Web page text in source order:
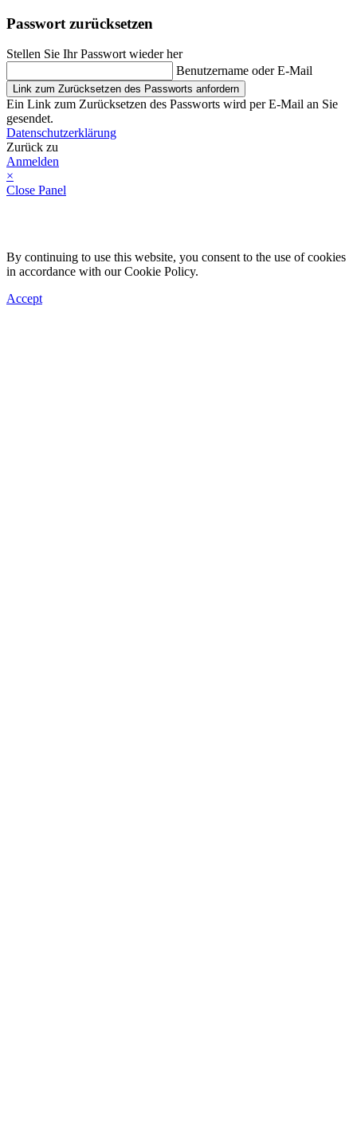
Passwort zurücksetzen
Stellen Sie Ihr Passwort wieder her
Benutzername oder E-Mail
Link zum Zurücksetzen des Passworts anfordern
Ein Link zum Zurücksetzen des Passworts wird per E-Mail an Sie
gesendet.
Datenschutzerklärung
Zurück zu
Anmelden
×
Close Panel
By continuing to use this website, you consent to the use of cookies
in accordance with our Cookie Policy.
Accept